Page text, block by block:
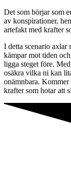
Det som börjar som
av konspirationer,
artefakt med krafter
I detta scenario axlar
kämpar mot tiden
ligga steget före.
osäkra vilka ni kan
onämnbara.
krafter som hotar att